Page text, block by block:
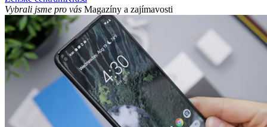
Vybrali jsme pro vás Magazíny a zajímavosti